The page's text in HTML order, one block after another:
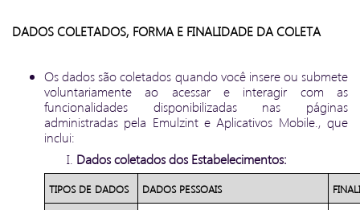
DADOS COLETADOS, FORMA E FINALIDADE DA COLETA
Os dados são coletados quando você insere ou submete
voluntariamente ao acessar e interagir com as
funcionalidades disponibilizadas nas páginas
administradas pela Emulzint e Aplicativos Mobile., que
inclui:
Dados coletados dos Estabelecimentos:
TIPOS DE DADOS DADOS PESSOAIS